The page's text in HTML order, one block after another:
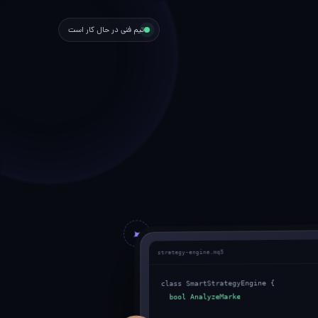
تیم فنی در حال کار است
strategy-engine.mq5
class SmartStrategyEngine {
bool AnalyzeMarket() {